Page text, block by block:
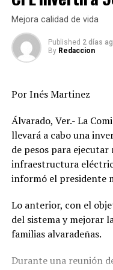
Ante ese contexto,
evolución en sentido
algunos datos nada
personas.
desaparecidas durante
a Veracruz con un
lejos de Tlaxcala,
por ciento en ese
Si bien este fenómeno
los 32 estados del
estas mismas personas
plataformas oficiales,
cambio porcentual de
Mejora calidad de vida
Published 2 días
By Redaccion
Por Inés Martinez
Álvarado, Ver.- La
llevará a cabo una
de pesos para
infraestructura
informó el presidente
Lo anterior, con el
del sistema y mejorar
familias alvaradeñas.
Durante una reunión